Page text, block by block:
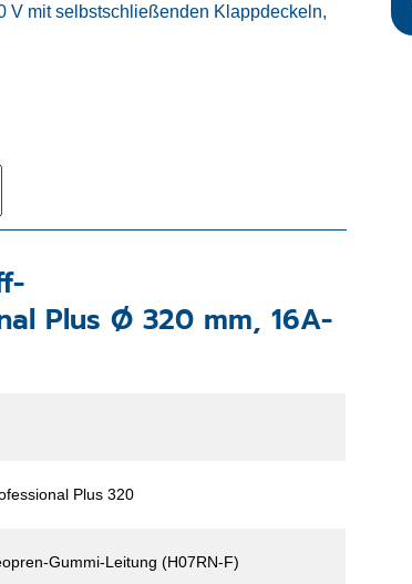
V mit selbstschließenden Klappdeckeln,
Plus Ø 320 mm, 16A-
Plus 320
Gummi-Leitung (H07RN-F)